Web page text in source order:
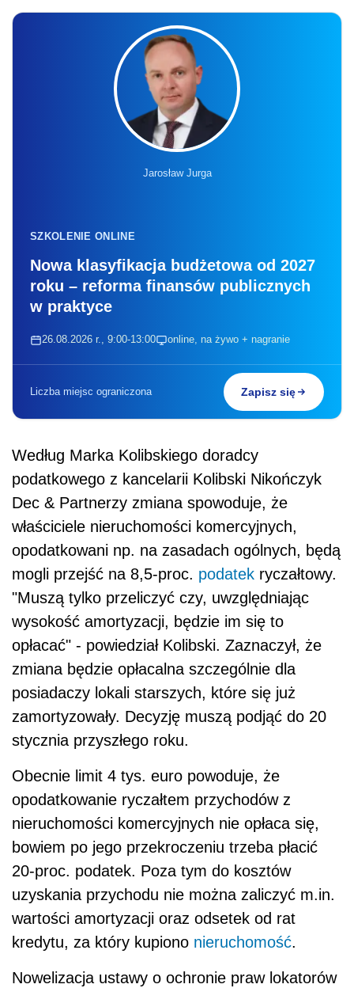
Jarosław Jurga
SZKOLENIE ONLINE
Nowa klasyfikacja budżetowa od 2027
roku – reforma finansów publicznych
w praktyce
26.08.2026 r., 9:00-13:00 online, na żywo + nagranie
Liczba miejsc ograniczona Zapisz się
Według Marka Kolibskiego doradcy
podatkowego z kancelarii Kolibski Nikończyk
Dec & Partnerzy zmiana spowoduje, że
właściciele nieruchomości komercyjnych,
opodatkowani np. na zasadach ogólnych, będą
mogli przejść na 8,5-proc. podatek ryczałtowy.
"Muszą tylko przeliczyć czy, uwzględniając
wysokość amortyzacji, będzie im się to
opłacać" - powiedział Kolibski. Zaznaczył, że
zmiana będzie opłacalna szczególnie dla
posiadaczy lokali starszych, które się już
zamortyzowały. Decyzję muszą podjąć do 20
stycznia przyszłego roku.
Obecnie limit 4 tys. euro powoduje, że
opodatkowanie ryczałtem przychodów z
nieruchomości komercyjnych nie opłaca się,
bowiem po jego przekroczeniu trzeba płacić
20-proc. podatek. Poza tym do kosztów
uzyskania przychodu nie można zaliczyć m.in.
wartości amortyzacji oraz odsetek od rat
kredytu, za który kupiono nieruchomość.
Nowelizacja ustawy o ochronie praw lokatorów